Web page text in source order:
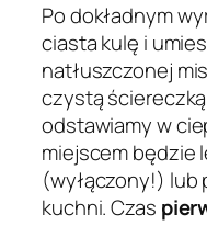
Po dokładnym
ciasta kulę i
natłuszczonej
czystą
odstawiamy w
miejscem będzie
(wyłączony!) lub
kuchni. Czas